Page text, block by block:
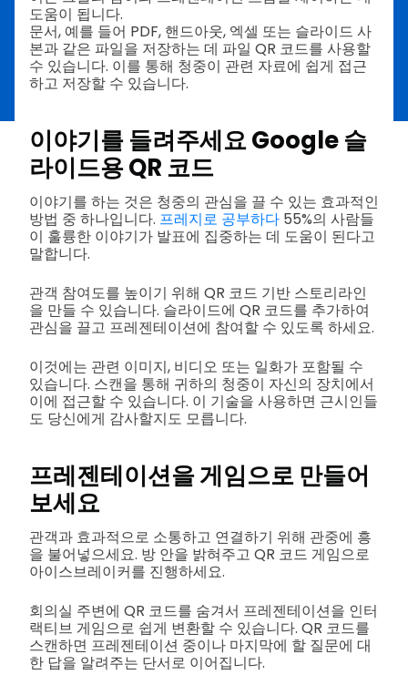
도움이 됩니다.
문서, 예를 들어 PDF, 핸드아웃, 엑셀 또는 슬라이드 사
본과 같은 파일을 저장하는 데 파일 QR 코드를 사용할
수 있습니다. 이를 통해 청중이 관련 자료에 쉽게 접근
하고 저장할 수 있습니다.
이야기를 들려주세요Google 슬
라이드용 QR 코드
이야기를 하는 것은 청중의 관심을 끌 수 있는 효과적인
방법 중 하나입니다. 프레지로 공부하다 55%의 사람들
이 훌륭한 이야기가 발표에 집중하는 데 도움이 된다고
말합니다.
관객 참여도를 높이기 위해 QR 코드 기반 스토리라인
을 만들 수 있습니다. 슬라이드에 QR 코드를 추가하여
관심을 끌고 프레젠테이션에 참여할 수 있도록 하세요.
이것에는 관련 이미지, 비디오 또는 일화가 포함될 수
있습니다. 스캔을 통해 귀하의 청중이 자신의 장치에서
이에 접근할 수 있습니다. 이 기술을 사용하면 근시인들
도 당신에게 감사할지도 모릅니다.
프레젠테이션을 게임으로 만들어
보세요
관객과 효과적으로 소통하고 연결하기 위해 관중에 흥
을 불어넣으세요. 방 안을 밝혀주고 QR 코드 게임으로
아이스브레이커를 진행하세요.
회의실 주변에 QR 코드를 숨겨서 프레젠테이션을 인터
랙티브 게임으로 쉽게 변환할 수 있습니다. QR 코드를
스캔하면 프레젠테이션 중이나 마지막에 할 질문에 대
한 답을 알려주는 단서로 이어집니다.